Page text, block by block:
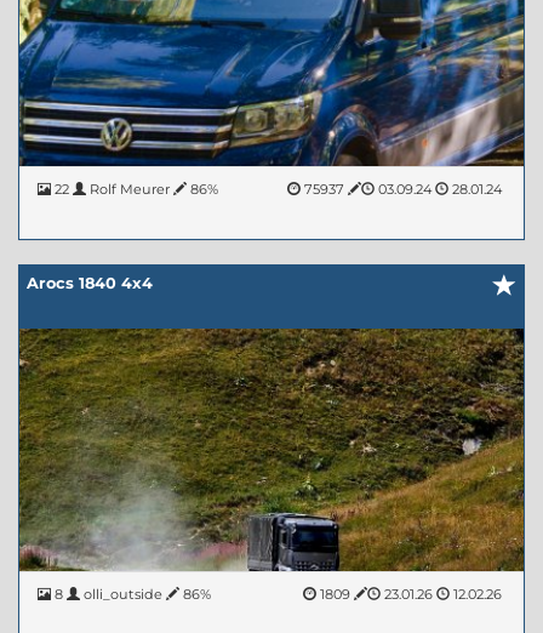
22 28.01.24
Rolf Meurer 03.09.24
86% 75937
Arocs 1840 4x4
8 12.02.26
olli_outside 23.01.26
86% 1809